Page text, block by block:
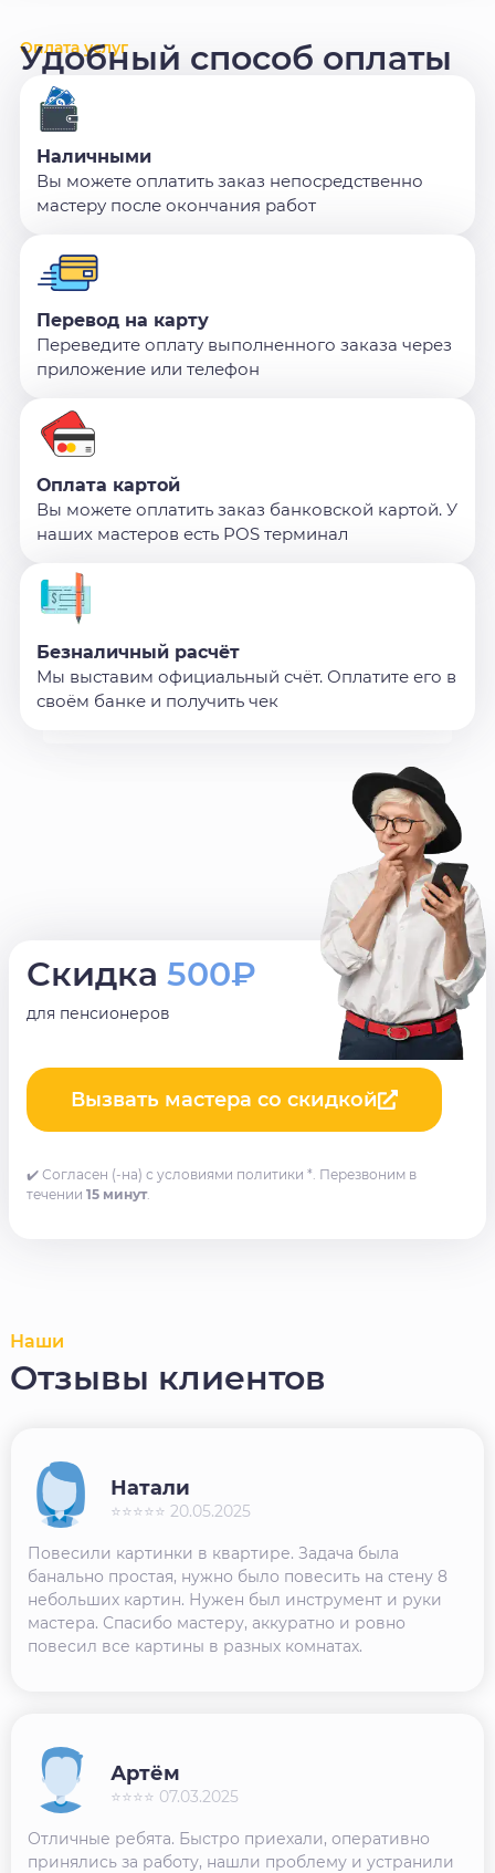
Оплата услуг
Удобный способ оплаты
Наличными
Вы можете оплатить заказ непосредственно
мастеру после окончания работ
Перевод на карту
Переведите оплату выполненного заказа через
приложение или телефон
Оплата картой
Вы можете оплатить заказ банковской картой. У
наших мастеров есть POS терминал
Безналичный расчёт
Мы выставим официальный счёт. Оплатите его в
своём банке и получить чек
Скидка 500₽
для пенсионеров
Вызвать мастера со скидкой
✔️ Согласен (-на) с условиями политики *. Перезвоним в
течении 15 минут.
Наши
Отзывы клиентов
Повесили картинки в квартире. Задача была
банально простая, нужно было повесить на стену 8
небольших картин. Нужен был инструмент и руки
мастера. Спасибо мастеру, аккуратно и ровно
повесил все картины в разных комнатах.
Натали
⭐⭐⭐⭐⭐ 20.05.2025
Отличные ребята. Быстро приехали, оперативно
принялись за работу, нашли проблему и устранили
Артём
⭐⭐⭐⭐ 07.03.2025